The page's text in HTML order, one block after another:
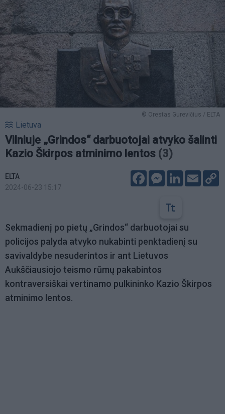
© Orestas Gurevičius / ELTA
Lietuva
Vilniuje „Grindos“ darbuotojai atvyko šalinti
Kazio Škirpos atminimo lentos (3)
ELTA
2024-06-23 15:17
FacebookMessenger
LinkedIn
Email
Sekmadienį po pietų „Grindos“ darbuotojai su
policijos palyda atvyko nukabinti penktadienį su
savivaldybe nesuderintos ir ant Lietuvos
Aukščiausiojo teismo rūmų pakabintos
kontraversiškai vertinamo pulkininko Kazio Škirpos
atminimo lentos.